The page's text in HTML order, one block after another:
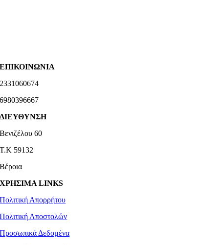
ΕΠΙΚΟΙΝΩΝΙΑ
2331060674
6980396667
ΔΙΕΥΘΥΝΣΗ
Βενιζέλου 60
Τ.Κ 59132
Βέροια
ΧΡΗΣΙΜΑ LINKS
Πολιτική Απορρήτου
Πολιτική Αποστολών
Προσωπικά Δεδομένα